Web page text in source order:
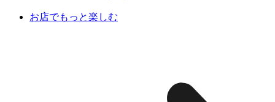
お店でもっと楽しむ